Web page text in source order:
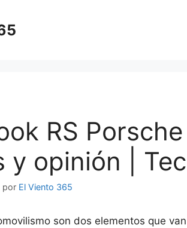
RS
y opinión |
por El Viento 365
son dos elementos que